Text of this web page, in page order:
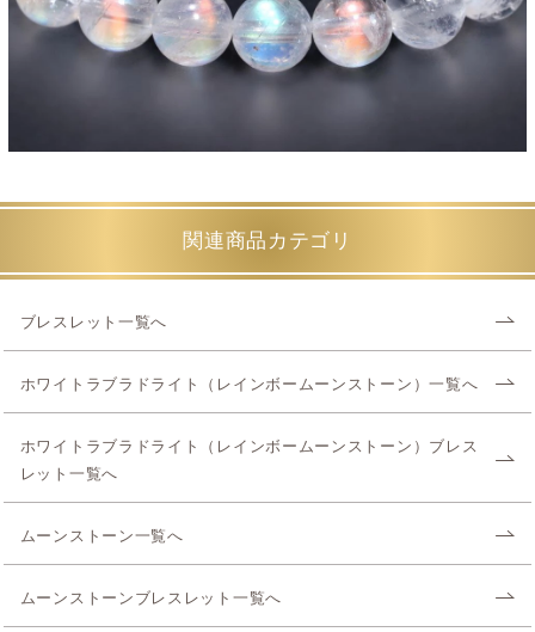
関連商品カテゴリ
ブレスレット一覧へ
ホワイトラブラドライト（レインボームーンストーン）一覧へ
ホワイトラブラドライト（レインボームーンストーン）ブレス
レット一覧へ
ムーンストーン一覧へ
ムーンストーンブレスレット一覧へ